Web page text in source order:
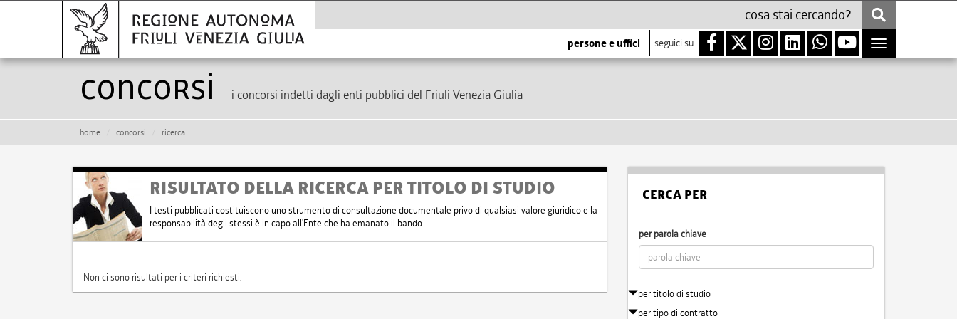
persone e uffici seguici su
Toggle
navigation
Concorsi i concorsi indetti dagli enti pubblici del Friuli Venezia Giulia
home concorsi ricerca
RISULTATO DELLA RICERCA PER TITOLO DI STUDIO
I testi pubblicati costituiscono uno strumento di consultazione documentale privo di qualsiasi valore giuridico e la
responsabilità degli stessi è in capo all'Ente che ha emanato il bando.
Non ci sono risultati per i criteri richiesti.
CERCA PER
per parola chiave
per titolo di studio
per tipo di contratto